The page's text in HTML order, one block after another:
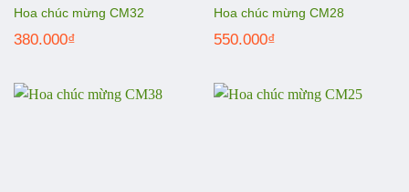
Hoa chúc mừng CM32
380.000₫
Hoa chúc mừng CM28
550.000₫